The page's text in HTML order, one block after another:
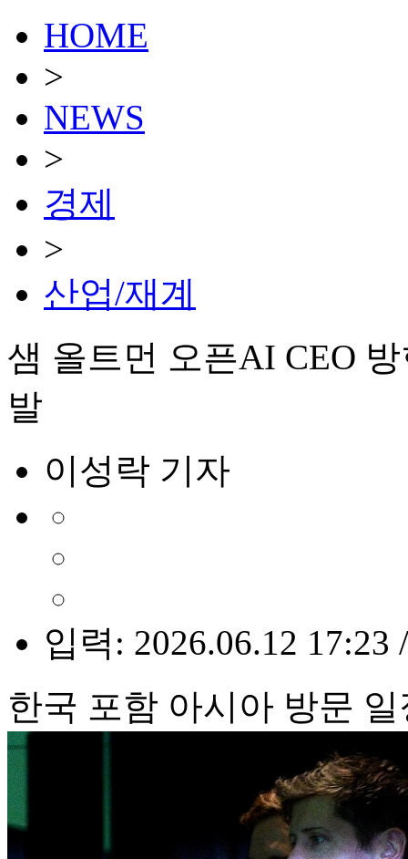
HOME
>
NEWS
>
경제
>
산업/재계
샘 올트먼 오픈AI CEO
발
이성락 기자
입력: 2026.06.12 17:23
한국 포함 아시아 방문